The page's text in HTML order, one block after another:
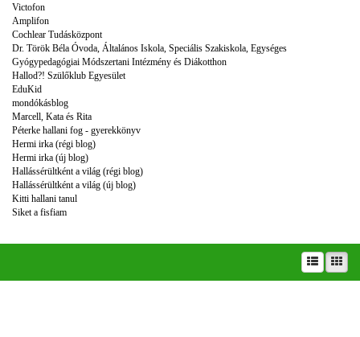
Victofon
Amplifon
Cochlear Tudásközpont
Dr. Török Béla Óvoda, Általános Iskola, Speciális Szakiskola, Egységes
Gyógypedagógiai Módszertani Intézmény és Diákotthon
Hallod?! Szülőklub Egyesület
EduKid
mondókásblog
Marcell, Kata és Rita
Péterke hallani fog - gyerekkönyv
Hermi irka (régi blog)
Hermi irka (új blog)
Hallássérültként a világ (régi blog)
Hallássérültként a világ (új blog)
Kitti hallani tanul
Siket a fisfiam